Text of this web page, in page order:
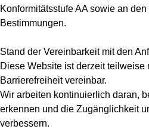
Konformitätsstufe AA sowie an
Bestimmungen.
Stand der Vereinbarkeit mit den
Diese Website ist derzeit teilweise
Barrierefreiheit vereinbar.
Wir arbeiten kontinuierlich daran,
erkennen und die Zugänglichkeit
verbessern.